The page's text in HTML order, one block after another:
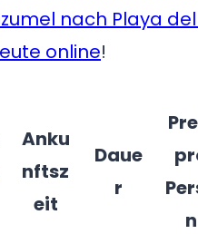
nach Playa
online!
Anku
nftsz
eit
Daue
r
n